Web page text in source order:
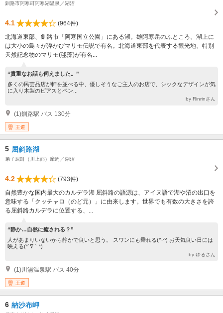
釧路市阿寒町阿寒湖温泉／湖沼
4.1
(964件)
北海道東部、釧路市「阿寒国立公園」にある湖。雄阿寒岳のふところ。湖上に
は大小の島々が浮かびマリモ伝説で有名。北海道東部を代表する観光地。特別
天然記念物のマリモ(毬藻)が有名...
“貴重なお話も伺えました。”
多くの民芸品店が軒を並べる中、優しそうなご主人のお店で、シックなデザインが気
に入り木製のピアスとペン...
by Rinrinさん
(1)釧路駅 バス 130分
王道
5 屈斜路湖
弟子屈町（川上郡）摩周／湖沼
4.2
(793件)
自然豊かな国内最大のカルデラ湖 屈斜路の語源は、アイヌ語で湖や沼の出口を
意味する「クッチャロ（のど元）」に由来します。世界でも有数の大きさを誇
る屈斜路カルデラに位置する、...
“静か…自然に癒される？”
人があまりいないから静かで良いと思う。 スワンにも乗れる(^-^) お天気良い日には
映える(*´∇｀*)
by ゆるさん
(1)川湯温泉駅 バス 40分
王道
6 納沙布岬